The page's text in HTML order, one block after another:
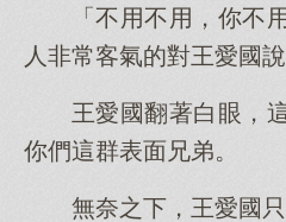
「不用不用，你不
人非常客氣的對王愛國說
王愛國翻著白眼，
你們這群表面兄弟。
無奈之下，王愛國